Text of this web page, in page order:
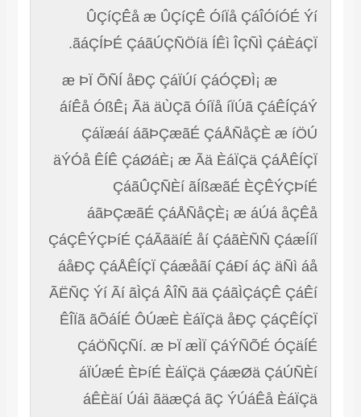
ÛÇíÇÊå æ ÛÇíÇÊ ÓíÏå ÇáÎÓíÓÉ Ýí
ãáÇÍÞÉ ÇáãÚÇÑÖíä ÍÊì ÎÇÑÌ ÇáÈáÇÏ.
æ ÞÏ ÕÑÍ åÐÇ ÇáÏÚí ÇáÓÇÐÌ¡ æ
áíÊå ÓßÊ¡ Ãä äÙÇã ÓíÏå íÏÚã ÇáÊÍÇáÝ
ÇáÏæáí áãÞÇæãÉ ÇáÅÑåÇÈ æ íÖÚ
äÝÓå ÊÍÊ ÇáØáÈ¡ æ Ãä ÈáÏÇä ÇáÅÊÍÇÏ
ÇáãÛÇÑÈí ãÍßæãÉ ÈÇÊÝÇÞíÉ
áãÞÇæãÉ ÇáÅÑåÇÈ¡ æ áÚá åÇÊå
ÇáÇÊÝÇÞíÉ ÇáÃãäíÉ åí ÇáãÈÑÑ ÇáæÍíÏ
áåÐÇ ÇáÅÊÍÇÏ Çáæåãí ÇáÐí áÇ äÑì áå
ÃËÑÇ Ýí Ãí ãÌÇá ÂÎÑ ãä ÇáãÌÇáÇÊ ÇáÊí
ÊÎÏã ãÕáÍÉ ÔÚæÈ ÈáÏÇä åÐÇ ÇáÇÊÍÇÏ
ÇáÖÑÇÑí. æ ÞÏ æÌÏ ÇáÝÑÕÉ ÓÇäÍÉ
áÏÚæÉ ÈÞíÉ ÈáÏÇä ÇáæØä ÇáÚÑÈí
áÊÈäí Úáì ãäæÇá ãÇ ÝÚáÊå ÈáÏÇä